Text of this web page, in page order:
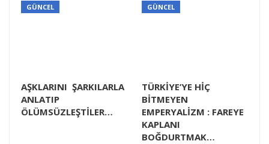
GÜNCEL
AŞKLARINI ŞARKILARLA
ANLATIP
ÖLÜMSÜZLEŞTİLER…
GÜNCEL
TÜRKİYE’YE HİÇ
BİTMEYEN
EMPERYALİZM : FAREYE
KAPLANI
BOĞDURTMAK…